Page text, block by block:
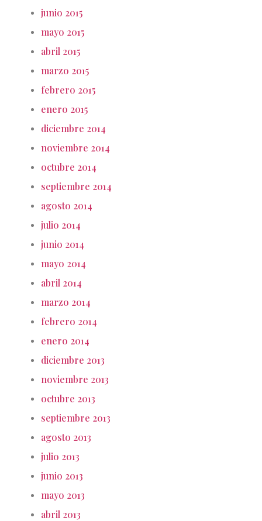
junio 2015
mayo 2015
abril 2015
marzo 2015
febrero 2015
enero 2015
diciembre 2014
noviembre 2014
octubre 2014
septiembre 2014
agosto 2014
julio 2014
junio 2014
mayo 2014
abril 2014
marzo 2014
febrero 2014
enero 2014
diciembre 2013
noviembre 2013
octubre 2013
septiembre 2013
agosto 2013
julio 2013
junio 2013
mayo 2013
abril 2013